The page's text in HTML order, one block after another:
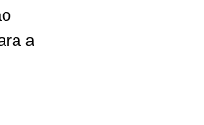
a